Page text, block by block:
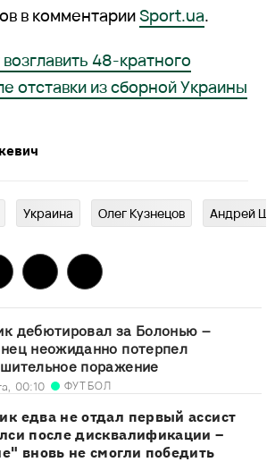
в комментарииSport.ua.
48-кратного
отставки из сборной Украины
Украина Олег Кузнецов Андрей
дебютировал за Болонью –
неожиданно потерпел
поражение
00:10 ФУТБОЛ
едва не отдал первый ассист
после дисквалификации –
вновь не смогли победить